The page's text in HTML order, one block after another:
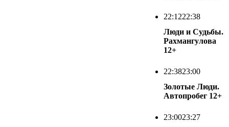
22:1222:38
Люди и Судьбы.
Рахмангулова
12+
22:3823:00
Золотые Люди.
Автопробег 12+
23:0023:27